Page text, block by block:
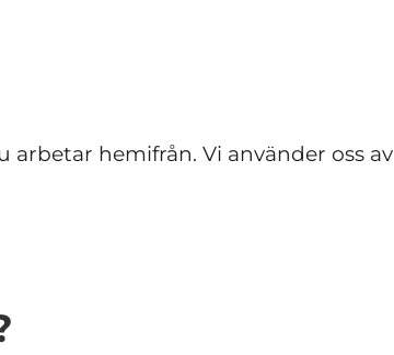
hemifrån. Vi använder oss av